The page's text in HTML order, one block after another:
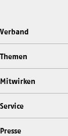
Verband
Themen
Mitwirken
Service
Presse